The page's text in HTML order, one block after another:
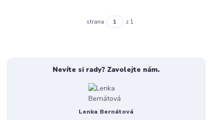
strana z 1
Nevíte si rady? Zavolejte nám.
Lenka Bernátová